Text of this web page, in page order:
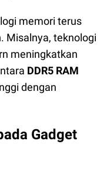
memori terus
Misalnya, teknologi
meningkatkan
DDR5 RAM
dengan
Gadget